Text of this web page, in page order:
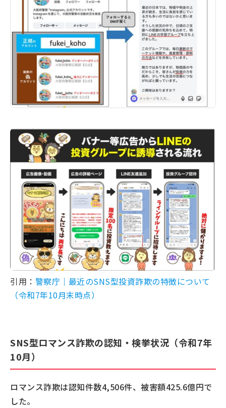
引用： 警察庁｜最近のSNS型投資詐欺の特徴について
（令和7年10月末時点）
SNS型ロマンス詐欺の認知・検挙状況（令和7年
10月）
ロマンス詐欺は認知件数4,506件、被害額425.6億円で
した。